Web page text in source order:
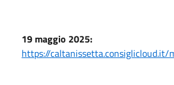
19 maggio 2025:
https://caltanissetta.consiglicloud.it/